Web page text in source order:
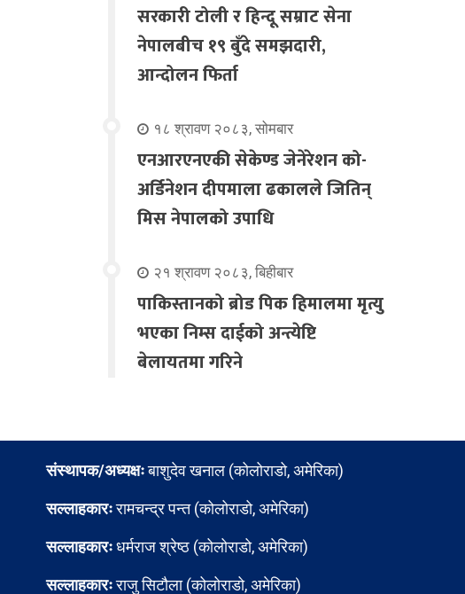
सरकारी टोली र हिन्दू सम्राट सेना
नेपालबीच १९ बुँदे समझदारी,
आन्दोलन फिर्ता
१८ श्रावण २०८३, सोमबार
एनआरएनएकी सेकेण्ड जेनेरेशन को-
अर्डिनेशन दीपमाला ढकालले जितिन्
मिस नेपालको उपाधि
२१ श्रावण २०८३, बिहीबार
पाकिस्तानको ब्रोड पिक हिमालमा मृत्यु
भएका निम्स दाईको अन्त्येष्टि
बेलायतमा गरिने
संस्थापक/अध्यक्षःबाशुदेव खनाल (कोलोराडो, अमेरिका)
सल्लाहकारःरामचन्द्र पन्त (कोलोराडो, अमेरिका)
सल्लाहकारःधर्मराज श्रेष्ठ (कोलोराडो, अमेरिका)
सल्लाहकारःराजु सिटौला (कोलोराडो, अमेरिका)